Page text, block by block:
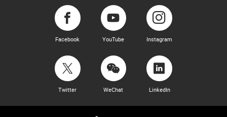
Facebook YouTube Instagram
Twitter WeChat LinkedIn